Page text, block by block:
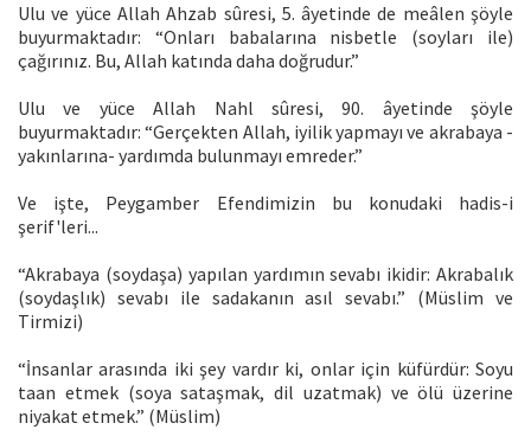
Ulu ve yüce Allah Ahzab sûresi, 5. âyetinde de meâlen şöyle
buyurmaktadır: “Onları babalarına nisbetle (soyları ile)
çağırınız. Bu, Allah katında daha doğrudur.”
Ulu ve yüce Allah Nahl sûresi, 90. âyetinde şöyle
buyurmaktadır: “Gerçekten Allah, iyilik yapmayı ve akrabaya -
yakınlarına- yardımda bulunmayı emreder.”
Ve işte, Peygamber Efendimizin bu konudaki hadis-i
şerif'leri...
“Akrabaya (soydaşa) yapılan yardımın sevabı ikidir: Akrabalık
(soydaşlık) sevabı ile sadakanın asıl sevabı.” (Müslim ve
Tirmizi)
“İnsanlar arasında iki şey vardır ki, onlar için küfürdür: Soyu
taan etmek (soya sataşmak, dil uzatmak) ve ölü üzerine
niyakat etmek.” (Müslim)